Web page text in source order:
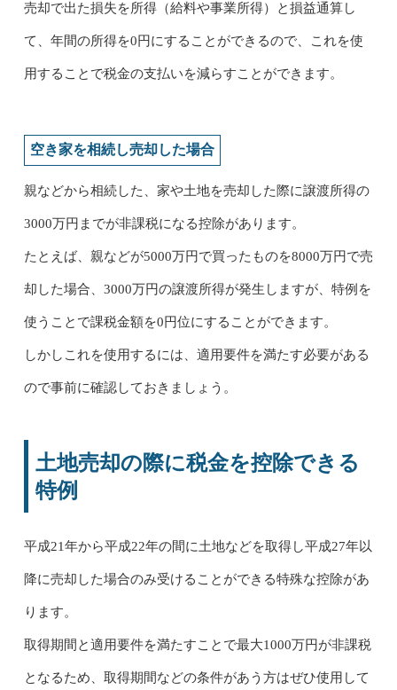
売却で出た損失を所得（給料や事業所得）と損益通算し
て、年間の所得を0円にすることができるので、これを使
用することで税金の支払いを減らすことができます。
空き家を相続し売却した場合
親などから相続した、家や土地を売却した際に譲渡所得の
3000万円までが非課税になる控除があります。
たとえば、親などが5000万円で買ったものを8000万円で売
却した場合、3000万円の譲渡所得が発生しますが、特例を
使うことで課税金額を0円位にすることができます。
しかしこれを使用するには、適用要件を満たす必要がある
ので事前に確認しておきましょう。
土地売却の際に税金を控除できる
特例
平成21年から平成22年の間に土地などを取得し平成27年以
降に売却した場合のみ受けることができる特殊な控除があ
ります。
取得期間と適用要件を満たすことで最大1000万円が非課税
となるため、取得期間などの条件があう方はぜひ使用して